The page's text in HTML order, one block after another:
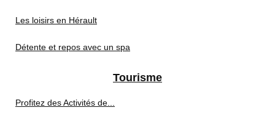
Les loisirs en Hérault
Détente et repos avec un spa
Tourisme
Profitez des Activités de...